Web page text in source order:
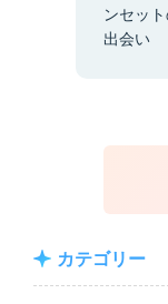
ンセッ
出会い
カテゴリー